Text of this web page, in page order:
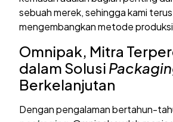
sebuah merek, sehingga kami terus
mengembangkan metode
Omnipak, Mitra
dalam Solusi
Berkelanjutan
Dengan pengalaman bertahun-